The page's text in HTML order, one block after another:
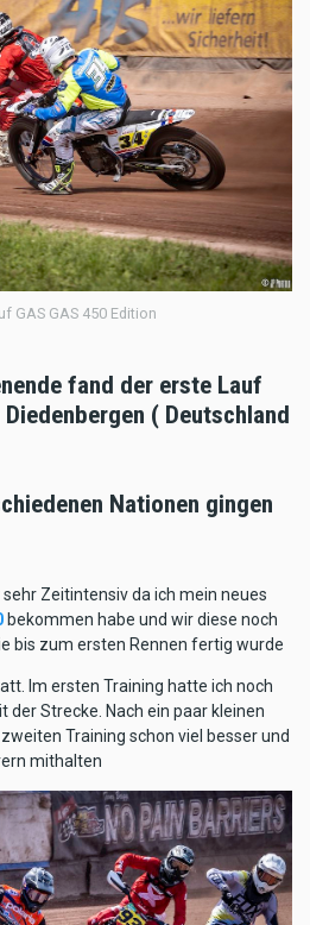
GAS GAS 450 Edition
fand der erste Lauf
( Deutschland
Nationen gingen
Zeitintensiv da ich mein neues
bekommen habe und wir diese noch
bis zum ersten Rennen fertig wurde
Im ersten Training hatte ich noch
der Strecke. Nach ein paar kleinen
Training schon viel besser und
mithalten